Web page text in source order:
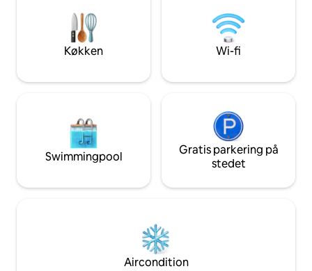
fire tv og resortfaciliteter med direkte
adgang til stranden. Beliggende på
Mustang Island, få minutter fra Port
Aransas og Corpus Christi.
skabe minder
Vintertexaner er
Køkken Wi-fi
Swimmingpool
Gratis parkering på
stedet
Aircondition